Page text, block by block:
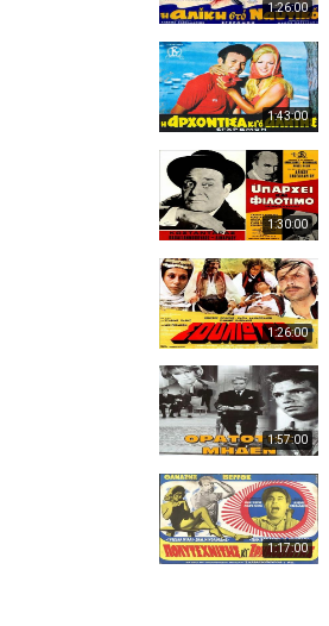
1:26:00
1:43:00
1:30:00
1:26:00
1:57:00
1:17:00